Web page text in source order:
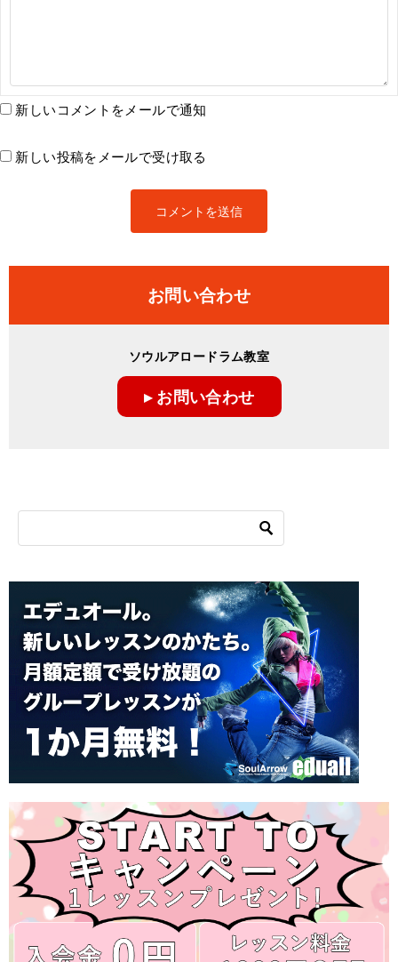
新しいコメントをメールで通知
新しい投稿をメールで受け取る
お問い合わせ
ソウルアロードラム教室
▸ お問い合わせ